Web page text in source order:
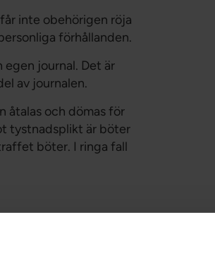
inte obehörigen röja
förhållanden.
journal. Det är
av journalen.
åtalas och dömas för
tystnadsplikt är böter
böter. I ringa fall
som deltar i
för teknisk